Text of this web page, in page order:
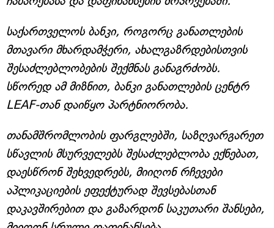
საქართველოს ბანკი, როგორც განათლების
მთავარი მხარდამჭერი, ახალგაზრდებისთვის
შესაძლებლობების შექმნას განაგრძობს.
სწორედ ამ მიზნით, ბანკი განათლების ცენტრ
LEAF-თან დაიწყო პარტნიორობა.
თანამშრომლობის ფარგლებში, საზღვარგარეთ
სწავლის მსურველებს შესაძლებლობა ექნებათ,
დაესწრონ შეხვედრებს, მიიღონ რჩევები
აპლიკაციების ეფექტურად შევსებასთან
დაკავშირებით და გაზარდონ საკუთარი შანსები,